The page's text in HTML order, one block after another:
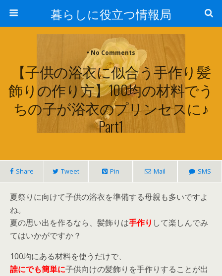
暮らしに役立つ情報局
• No Comments
【子供の浴衣に似合う手作り髪
飾りの作り方】100均の材料でう
ちの子が浴衣のプリンセスに♪
Part1
Share Tweet Pin Mail SMS
夏祭りに向けて子供の浴衣を準備する母親も多いですよ
ね。
夏の思い出を作るなら、髪飾りは手作り して楽しんでみ
てはいかがですか？
100均にある材料を使うだけで、
誰にでも簡単に子供向けの髪飾りを手作りすることが出